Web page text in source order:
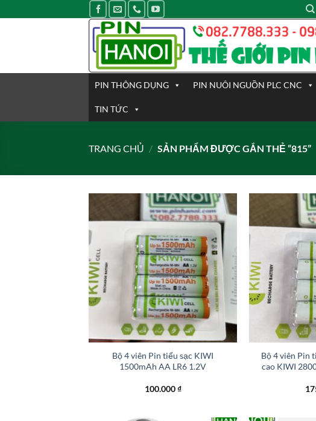
qua
PIN THÔNG DỤNG PIN NUÔI NGUỒN PLC CNC
TIN TỨC
TRANG CHỦ / SẢN PHẨM ĐƯỢC GẮN THẺ “815”
Bộ 4 viên Pin tiểu sạc KIWI
1500mAh AA LR6 1.2V
100.000₫
Bộ 4 viên Pin
cao KIWI